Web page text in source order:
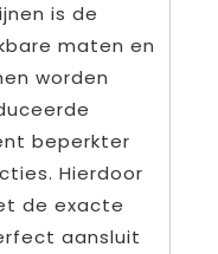
is de
maten en
worden
beperkter
Hierdoor
de exacte
aansluit